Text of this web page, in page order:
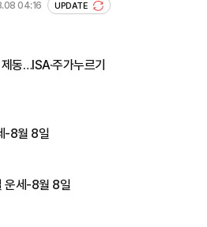
04:16 UPDATE
동…ISA·주가누르기
-8월 8일
운세-8월 8일